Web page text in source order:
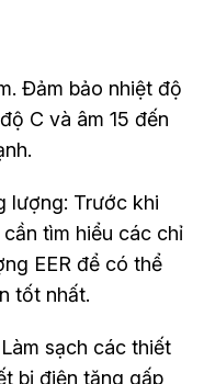
Đảm bảo nhiệt độ
C và âm 15 đến
lượng: Trước khi
tìm hiểu các chỉ
EER để có thể
tốt nhất.
sạch các thiết
bị điện tăng gấp